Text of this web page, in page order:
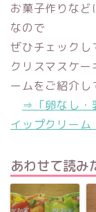
お菓子作りなど
なので
ぜひチェック
クリスマスケー
ームをご紹介し
⇒「卵なし・
イップクリーム
あわせて読み